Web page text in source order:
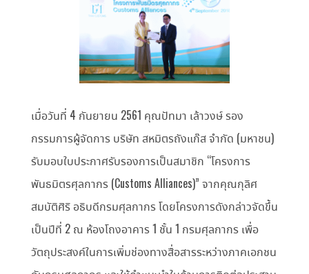
เมื่อวันที่ 4 กันยายน 2561 คุณปัทมา เล้าวงษ์ รอง
กรรมการผู้จัดการ บริษัท สหมิตรถังแก๊ส จำกัด (มหาชน)
รับมอบใบประกาศรับรองการเป็นสมาชิก “โครงการ
พันธมิตรศุลกากร (Customs Alliances)” จากคุณกุลิศ
สมบัติศิริ อธิบดีกรมศุลกากร โดยโครงการดังกล่าวจัดขึ้น
เป็นปีที่ 2 ณ ห้องโถงอาคาร 1 ชั้น 1 กรมศุลกากร เพื่อ
วัตถุประสงค์ในการเพิ่มช่องทางสื่อสารระหว่างภาคเอกชน